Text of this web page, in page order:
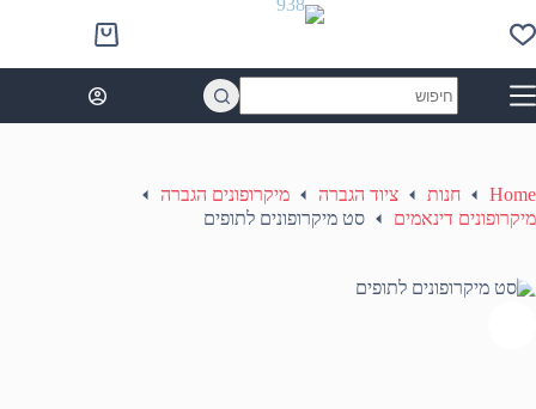
to
content
Shopping
cart
results
Home חנות ציוד הגברה
מיקרופונים הגברה
מיקרופונים דינאמים
סט מיקרופונים לתופים